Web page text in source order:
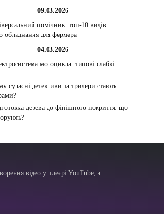
09.03.2026
помічник: топ-10 видів
обладнання для фермера
04.03.2026
мотоцикла: типові слабкі
сучасні детективи та трилери стають
дерева до фінішного покриття: що
відео у плеєрі YouTube, а